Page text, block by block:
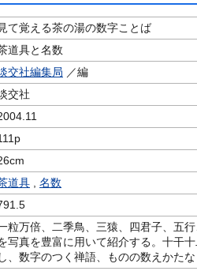
見て覚える茶の湯の数字ことば
道具と名数
交社編集局 ／編
交社
道具
名数
粒万倍、二季鳥、三猿、四君子、五
写真を豊富に用いて紹介する。十干
し、数字のつく禅語、ものの数えかた